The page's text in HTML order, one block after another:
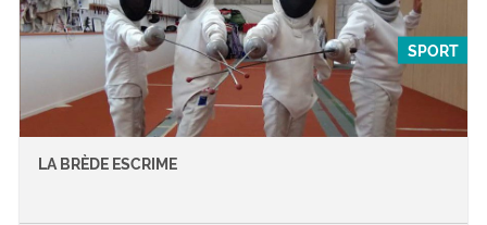
SPORT
LA BRÈDE ESCRIME